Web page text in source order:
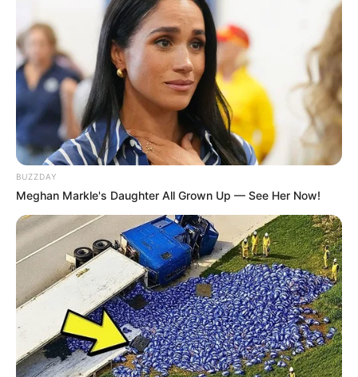
3. Sobreponha os dois pedaços retangulares de
jeans unindo direito com direito dotecido
. Use
alfinetes para unir as duas peças e garantir que
elas não saiam do lugar no momento da costura.
BUZZDAY
Meghan Markle's Daughter All Grown Up — See Her Now!